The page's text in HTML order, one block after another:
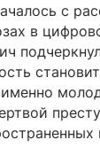
с
в